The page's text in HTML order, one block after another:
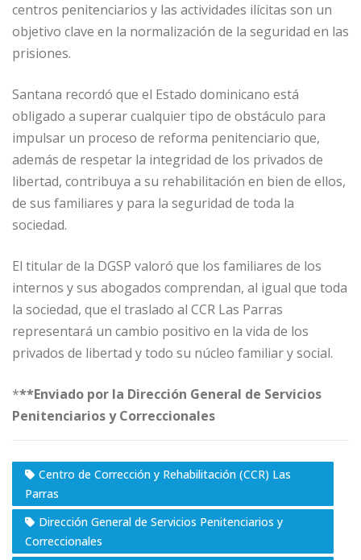
centros penitenciarios y las actividades ilícitas son un
objetivo clave en la normalización de la seguridad en las
prisiones.
Santana recordó que el Estado dominicano está
obligado a superar cualquier tipo de obstáculo para
impulsar un proceso de reforma penitenciario que,
además de respetar la integridad de los privados de
libertad, contribuya a su rehabilitación en bien de ellos,
de sus familiares y para la seguridad de toda la
sociedad.
El titular de la DGSP valoró que los familiares de los
internos y sus abogados comprendan, al igual que toda
la sociedad, que el traslado al CCR Las Parras
representará un cambio positivo en la vida de los
privados de libertad y todo su núcleo familiar y social.
***Enviado por la Dirección General de Servicios
Penitenciarios y Correccionales
Centro de Corrección y Rehabilitación (CCR) Las
Parras
Dirección General de Servicios Penitenciarios y
Correccionales